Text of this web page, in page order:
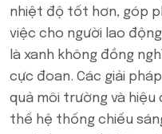
nhiệt độ tốt hơn, góp
việc cho người lao
là xanh không đồng
cực đoan. Các giải
quả môi trường và hiệu
thế hệ thống chiếu